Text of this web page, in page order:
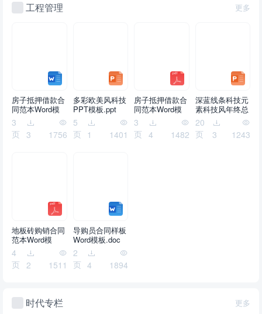
更多
工程管理
房子抵押借款合
同范本Word模
板.doc
3
页 3 1756
多彩欧美风科技
PPT模板.ppt
5
页 1 1401
房子抵押借款合
同范本Word模
板.pdf
3
页 4 1482
深蓝线条科技元
素科技风年终总
结ppt模板.pptx
20
页
3 1243
地板砖购销合同
范本Word模
板.pdf
4
页 2 1511
导购员合同样板
Word模板.doc
2
页 4 1894
更多
时代专栏